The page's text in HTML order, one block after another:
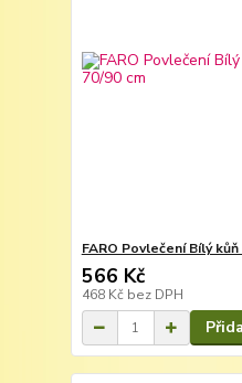
FARO Povlečení Bílý
566 Kč
468 Kč bez DPH